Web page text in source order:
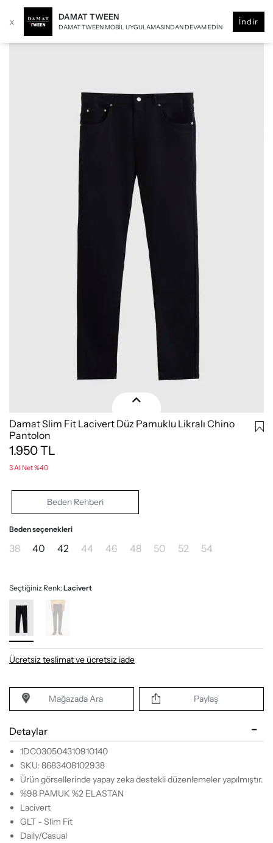
x DAMAT TWEEN
DAMAT TWEEN MOBIL UYGULAMASINDAN DEVAM EDIN
İndir
Damat Slim Fit Lacivert Düz Pamuklu Likralı Chino
Pantolon
1.950TL
3 Al Net %40
Beden Rehberi
Beden seçenekleri
38 40 42 44 46 48 50 52 54
Seçtiğiniz Renk:Lacivert
Ücretsiz teslimat ve ücretsiz iade
Mağazada Ara Paylaş
Detaylar
1DC030504310910140
SKU: 8683408102938
Ürün görsellerinde yapay zeka destekli düzenlemeler yapılmıştır.
%98 PAMUK %2 ELASTAN
Lacivert
GLT - Slim Fit
Daily/Casual